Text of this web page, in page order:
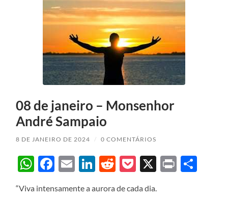
08 de janeiro – Monsenhor
André Sampaio
8 DE JANEIRO DE 2024 / 0 COMENTÁRIOS
WhatsApp
Facebook
EmailLinkedIn
Reddit
Pocket
X Print
“Viva intensamente a aurora de cada dia.